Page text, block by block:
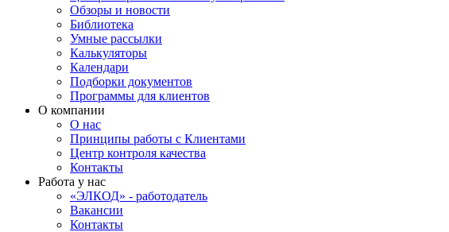
Обзоры и новости
Библиотека
Умные рассылки
Калькуляторы
Календари
Подборки документов
Программы для клиентов
О компании
О нас
Принципы работы с Клиентами
Центр контроля качества
Контакты
Работа у нас
«ЭЛКОД» - работодатель
Вакансии
Контакты